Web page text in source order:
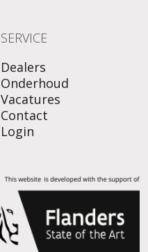
SERVICE
Dealers
Onderhoud
Vacatures
Contact
Login